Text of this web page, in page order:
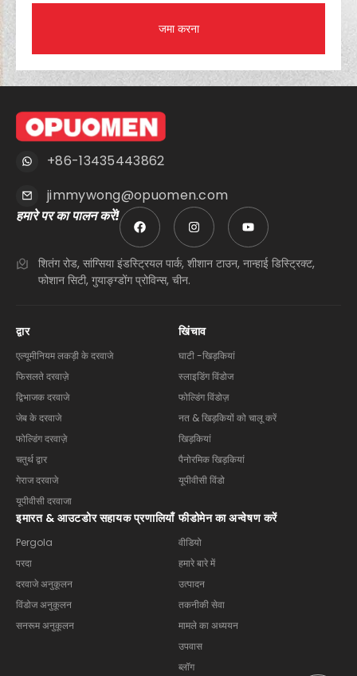
जमा करना
+86-13435443862
jimmywong@opuomen.com
हमारे पर का पालन करें!
शितंग रोड, सांग्सिया इंडस्ट्रियल पार्क, शीशान टाउन, नान्हाई डिस्ट्रिक्ट,
फोशान सिटी, गुयाङ्ग्डोंग प्रोविन्स, चीन.
द्वार
एल्यूमीनियम लकड़ी के दरवाजे
फिसलते दरवाज़े
द्विभाजक दरवाजे
जेब के दरवाजे
फोल्डिंग दरवाज़े
चतुर्थ द्वार
गेराज दरवाजे
यूपीवीसी दरवाजा
खिंचाव
घाटी -खिड़कियां
स्लाइडिंग विंडोज
फोल्डिंग विंडोज़
नत & खिड़कियों को चालू करें
खिड़कियां
पैनोरमिक खिड़कियां
यूपीवीसी विंडो
इमारत & आउटडोर सहायक प्रणालियाँ
Pergola
परदा
दरवाजे अनुकूलन
विंडोज अनुकूलन
सनरूम अनुकूलन
फीडोमेन का अन्वेषण करें
वीडियो
हमारे बारे में
उत्पादन
तकनीकी सेवा
मामले का अध्ययन
उपवास
ब्लॉग